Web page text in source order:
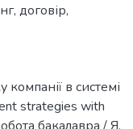
, договір,
в системі
strategies with
бакалавра / Я.